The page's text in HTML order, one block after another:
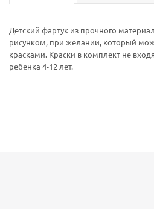
Детский фартук из прочного
рисунком, при желании, который
красками. Краски в комплект не
ребенка 4-12 лет.